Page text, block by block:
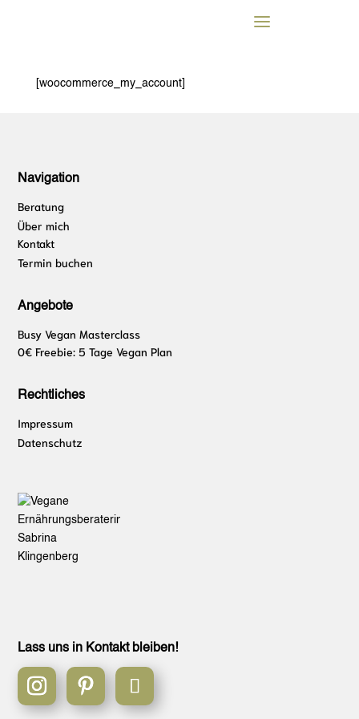
[woocommerce_my_account]
Navigation
Beratung
Über mich
Kontakt
Termin buchen
Angebote
Busy Vegan Masterclass
0€ Freebie: 5 Tage Vegan Plan
Rechtliches
Impressum
Datenschutz
Lass uns in Kontakt bleiben!